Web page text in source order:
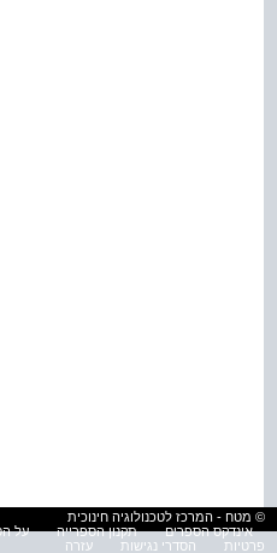
© מטח - המרכז לטכנולוגיה חינוכית
אינדקס הספרים
תקנון הספרייה על
פרטיות
הסדרי נגישות עזרה